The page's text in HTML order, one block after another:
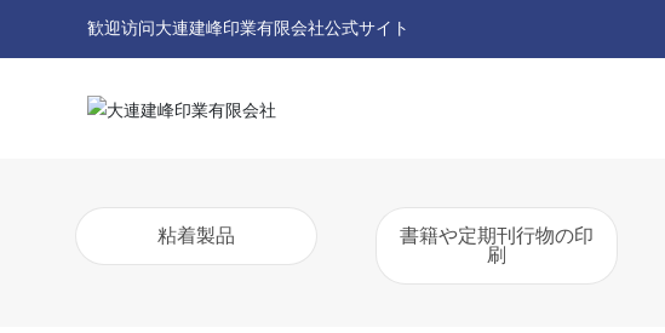
歓迎访问大連建峰印業有限会社公式サイト
粘着製品
書籍や定期刊行物の印
刷